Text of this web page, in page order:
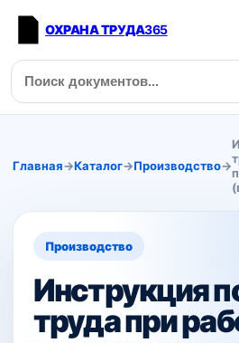
ОХРАНА ТРУДА365
Главная→Каталог→Производство→
Производство
Инструкция
труда при